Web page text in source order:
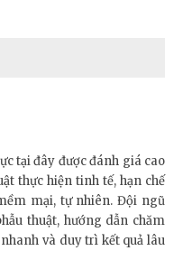
tại đây được đánh giá cao
thực hiện tinh tế, hạn chế
mại, tự nhiên. Đội ngũ
thuật, hướng dẫn chăm
và duy trì kết quả lâu